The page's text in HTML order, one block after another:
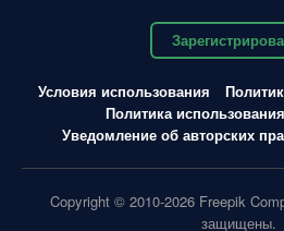
Условия использования
Политика
Уведомление об авторских
Copyright © 2010-2026 Freepik
защищены.